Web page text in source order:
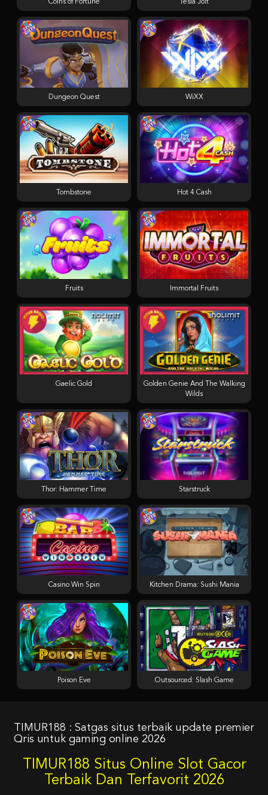
Casino Win Spin
Starstruck
Poison Eve
Golden Genie And The Walking
Wilds
Immortal Fruits
Tesla Jolt
Dungeon Quest
Coins of Fortune
WiXX
Outsourced: Slash Game
Fruits
Hot 4 Cash
Tombstone
Gaelic Gold
Kitchen Drama: Sushi Mania
Thor: Hammer Time
TIMUR188 : Satgas situs terbaik update premier
Qris untuk gaming online 2026
TIMUR188 Situs Online Slot Gacor
Terbaik Dan Terfavorit 2026